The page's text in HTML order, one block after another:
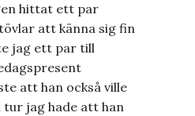
hittat ett par
att känna sig fin
jag ett par till
att han också ville
tur jag hade att han